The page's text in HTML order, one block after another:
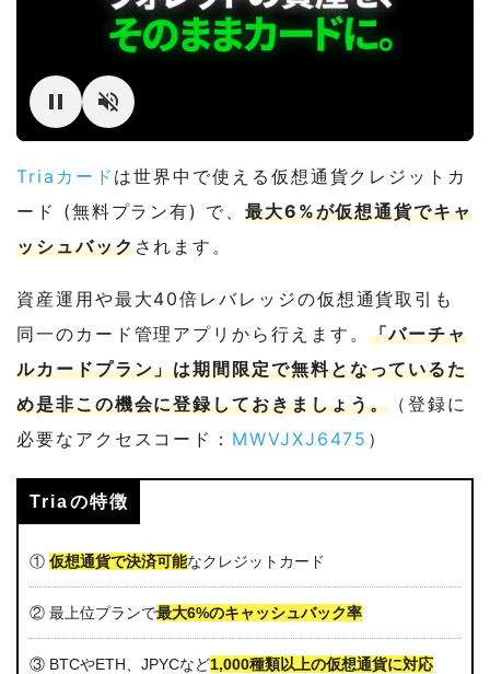
Triaカード は世界中で使える仮想通貨クレジットカ
ード (無料プラン有) で、 最大6%が仮想通貨でキャ
ッシュバックされます。
資産運用や最大40倍レバレッジの仮想通貨取引も
同一のカード管理アプリから行えます。 「バーチャ
ルカードプラン」は期間限定で無料となっているた
め是非この機会に登録しておきましょう。 （登録に
必要なアクセスコード： MWVJXJ6475 ）
Triaの特徴
① 仮想通貨で決済可能なクレジットカード
② 最上位プランで最大6%のキャッシュバック率
③ BTCやETH、JPYCなど1,000種類以上の仮想通貨に対応